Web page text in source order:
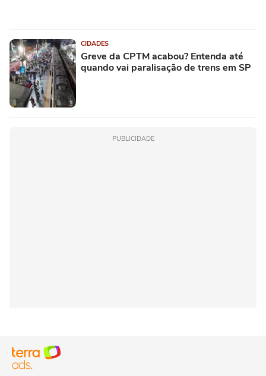
CIDADES
Greve da CPTM acabou? Entenda até
quando vai paralisação de trens em SP
PUBLICIDADE